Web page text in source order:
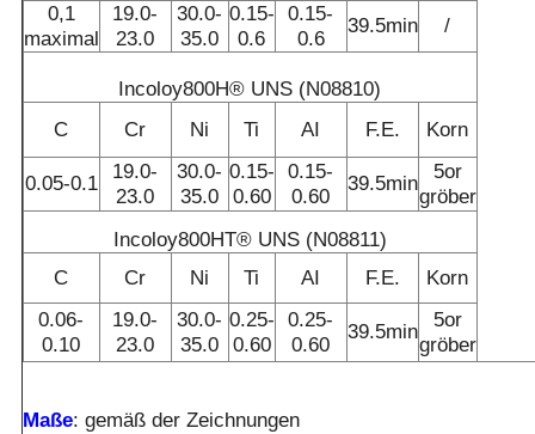
0,1
maximal
19.0-
23.0
30.0-
35.0
0.15-
0.6
0.15-
0.6
39.5min /
Incoloy800H® UNS (N08810)
C
Cr Ni Ti AI F.E. Korn
0.05-0.1
19.0-
23.0
30.0-
35.0
0.15-
0.60
0.15-
0.60
39.5min
5or
gröber
Incoloy800HT® UNS (N08811)
C
Cr Ni Ti AI F.E.
Korn
0.06-
0.10
19.0-
23.0
30.0-
35.0
0.25-
0.60
0.25-
0.60
39.5min
5or
gröber
Maße: gemäß der Zeichnungen